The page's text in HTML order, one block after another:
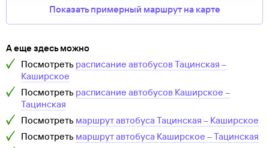
Показать примерный маршрут на карте
А еще здесь можно
Посмотреть расписание автобусовТацинская –
Каширское
Посмотреть расписание автобусов Каширское –
Тацинская
Посмотреть маршрут автобуса Тацинская – Каширское
Посмотреть маршрут автобуса Каширское –Тацинская